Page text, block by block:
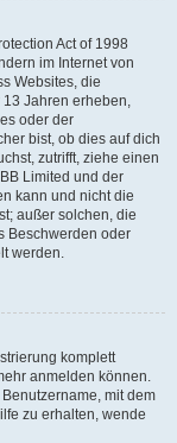
Act of 1998
im Internet von
Websites, die
Jahren erheben,
oder der
bist, ob dies auf dich
zutrifft, ziehe einen
Limited und der
kann und nicht die
außer solchen, die
Beschwerden oder
werden.
komplett
anmelden können.
mit dem
zu erhalten, wende